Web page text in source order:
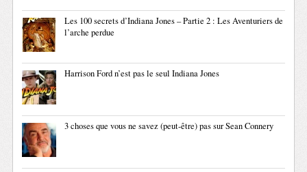
Les 100 secrets d’Indiana Jones – Partie 2 : Les Aventuriers de
l’arche perdue
Harrison Ford n’est pas le seul Indiana Jones
3 choses que vous ne savez (peut-être) pas sur Sean Connery